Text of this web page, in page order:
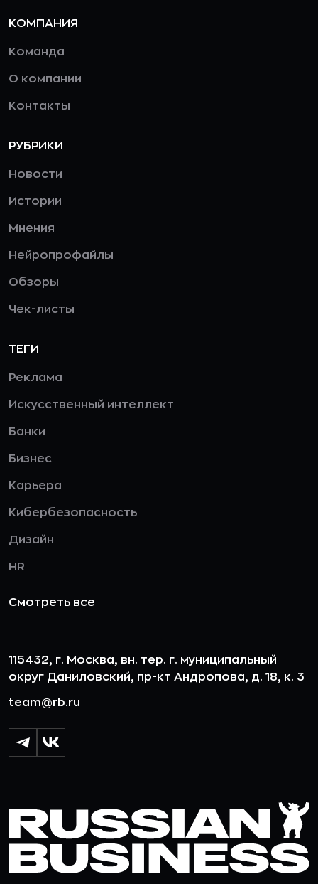
КОМПАНИЯ
Команда
О компании
Контакты
РУБРИКИ
Новости
Истории
Мнения
Нейропрофайлы
Обзоры
Чек-листы
ТЕГИ
Реклама
Искусственный интеллект
Банки
Бизнес
Карьера
Кибербезопасность
Дизайн
HR
Смотреть все
115432, г. Москва, вн. тер. г. муниципальный
округ Даниловский, пр-кт Андропова, д. 18, к. 3
team@rb.ru